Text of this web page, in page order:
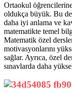
Ortaokul
oldukça büyük. Bu
daha iyi anlama ve
matematikte temel
Matematik özel
motivasyonlarını
sağlar. Ayrıca, özel
sınavlarda daha